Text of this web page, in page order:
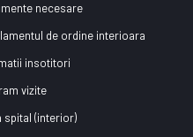
necesare
de ordine interioara
insotitori
vizite
spital (interior)